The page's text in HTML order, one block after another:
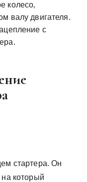
колесо‚
валу двигателя.
с
стартера. Он
на который